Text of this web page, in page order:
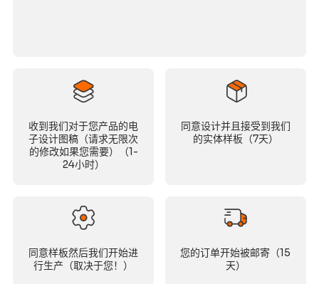
收到我们对于您产品的电
子设计图稿（请求无限次
的修改如果您需要）（1-
24小时）
同意设计并且接受到我们
的实体样板（7天）
同意样板然后我们开始进
行生产（取决于您！）
您的订单开始被邮寄（15
天）